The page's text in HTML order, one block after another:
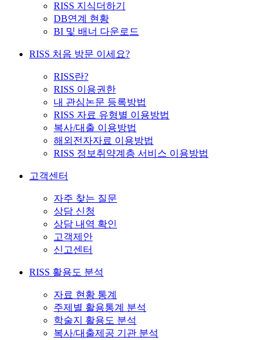
RISS 지식더하기
DB연계 현황
BI 및 배너 다운로드
RISS 처음 방문 이세요?
RISS란?
RISS 이용권한
내 관심논문 등록방법
RISS 자료 유형별 이용방법
복사/대출 이용방법
해외전자자료 이용방법
RISS 정보취약계층 서비스 이용방법
고객센터
자주 찾는 질문
상담 신청
상담 내역 확인
고객제안
신고센터
RISS 활용도 분석
자료 현황 통계
주제별 활용통계 분석
학술지 활용도 분석
복사/대출제공 기관 분석